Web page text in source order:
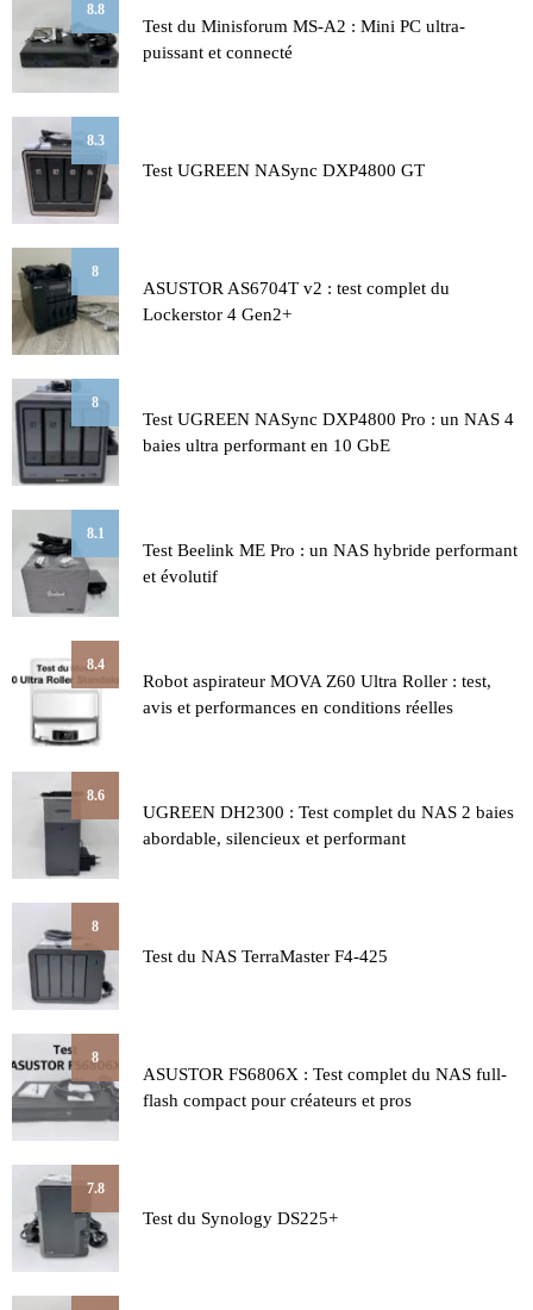
8.8
Test du Minisforum MS-A2 : Mini PC ultra-
puissant et connecté
8.3
Test UGREEN NASync DXP4800 GT
8
ASUSTOR AS6704T v2 : test complet du
Lockerstor 4 Gen2+
8
Test UGREEN NASync DXP4800 Pro : un NAS 4
baies ultra performant en 10 GbE
8.1
Test Beelink ME Pro : un NAS hybride performant
et évolutif
8.4
Robot aspirateur MOVA Z60 Ultra Roller : test,
avis et performances en conditions réelles
8.6
UGREEN DH2300 : Test complet du NAS 2 baies
abordable, silencieux et performant
8
Test du NAS TerraMaster F4-425
8
ASUSTOR FS6806X : Test complet du NAS full-
flash compact pour créateurs et pros
7.8
Test du Synology DS225+